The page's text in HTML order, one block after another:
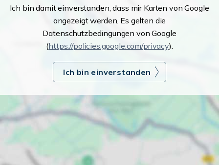
Ich bin damit einverstanden, dass mir Karten von Google
angezeigt werden. Es gelten die
Datenschutzbedingungen von Google
(https://policies.google.com/privacy).
Ich bin einverstanden